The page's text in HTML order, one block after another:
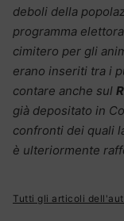
deboli della
programma
cimitero per gli
erano inseriti tra i
contare anche sul
già depositato in
confronti dei quali
è ulteriormente
Tutti gli articoli